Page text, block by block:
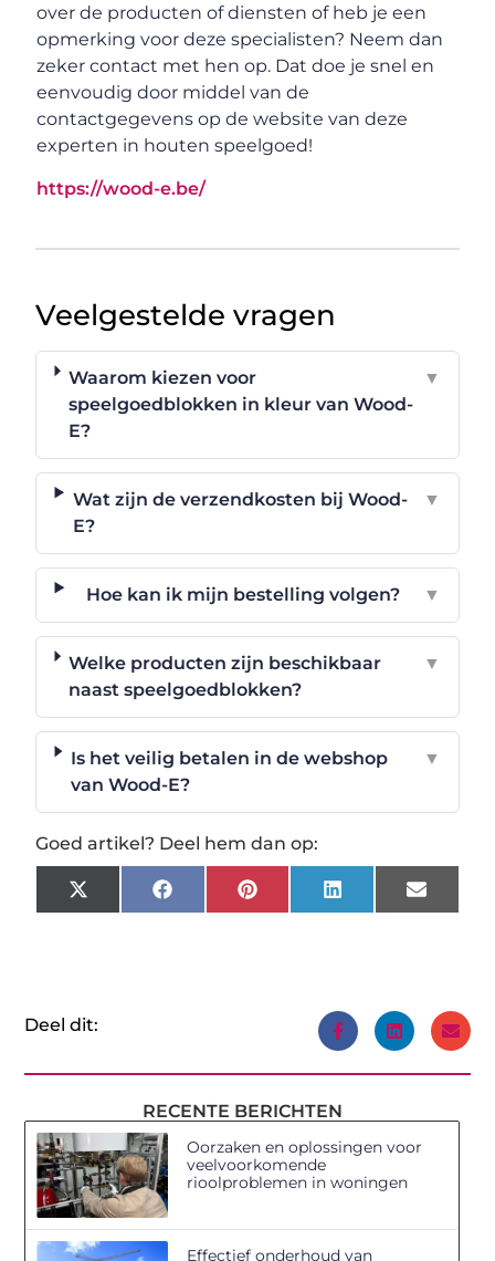
over de producten of diensten of heb je een
opmerking voor deze specialisten? Neem dan
zeker contact met hen op. Dat doe je snel en
eenvoudig door middel van de
contactgegevens op de website van deze
experten in houten speelgoed!
https://wood-e.be/
Veelgestelde vragen
Waarom kiezen voor
speelgoedblokken in kleur van Wood-
E?
▼
Wat zijn de verzendkosten bij Wood-
E?
▼
Hoe kan ik mijn bestelling volgen? ▼
Welke producten zijn beschikbaar
naast speelgoedblokken?
▼
Is het veilig betalen in de webshop
van Wood-E?
▼
Goed artikel? Deel hem dan op:
X
(Twitter)
FacebookPinterestLinkedInEmail
Deel dit:
RECENTE BERICHTEN
Oorzaken en oplossingen voor
veelvoorkomende
rioolproblemen in woningen
Effectief onderhoud van